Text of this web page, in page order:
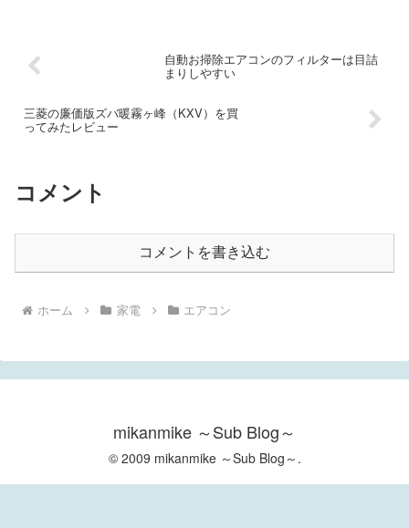
自動お掃除エアコンのフィルターは目詰
まりしやすい
三菱の廉価版ズバ暖霧ヶ峰（KXV）を買
ってみたレビュー
コメント
コメントを書き込む
ホーム 家電 エアコン
mikanmike ～Sub Blog～
© 2009 mikanmike ～Sub Blog～.